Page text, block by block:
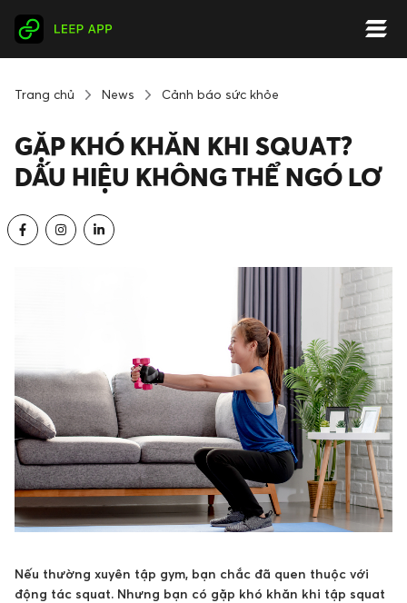
Trang chủ News Cảnh báo sức khỏe
GẶP KHÓ KHĂN KHI SQUAT?
DẤU HIỆU KHÔNG THỂ NGÓ LƠ
Nếu thường xuyên tập gym, bạn chắc đã quen thuộc với
động tác squat. Nhưng bạn có gặp khó khăn khi tập squat